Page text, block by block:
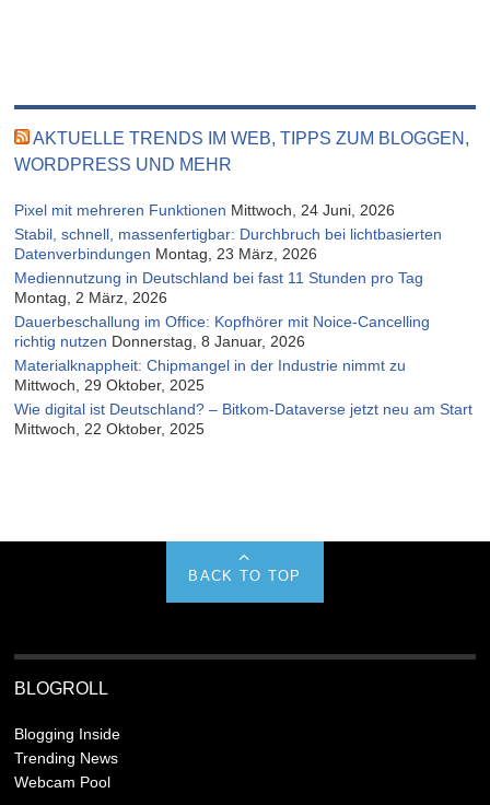
AKTUELLE TRENDS IM WEB, TIPPS ZUM BLOGGEN,
WORDPRESS UND MEHR
Pixel mit mehreren Funktionen Mittwoch, 24 Juni, 2026
Stabil, schnell, massenfertigbar: Durchbruch bei lichtbasierten
Datenverbindungen Montag, 23 März, 2026
Mediennutzung in Deutschland bei fast 11 Stunden pro Tag
Montag, 2 März, 2026
Dauerbeschallung im Office: Kopfhörer mit Noice-Cancelling
richtig nutzen Donnerstag, 8 Januar, 2026
Materialknappheit: Chipmangel in der Industrie nimmt zu
Mittwoch, 29 Oktober, 2025
Wie digital ist Deutschland? – Bitkom-Dataverse jetzt neu am Start
Mittwoch, 22 Oktober, 2025
BACK TO TOP
BLOGROLL
Blogging Inside
Trending News
Webcam Pool